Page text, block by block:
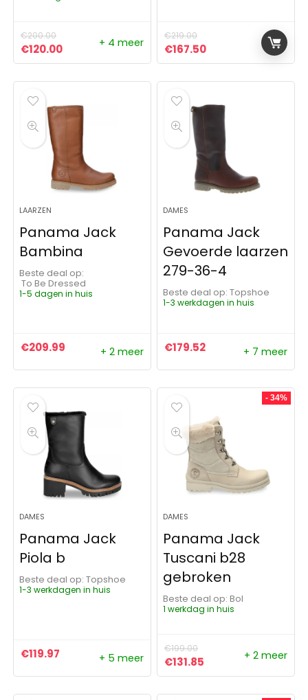
€200.00
Oorspronkelijke prijs was: €200.00.
€120.00Huidige prijs is: €120.00.
+ 4 meer
€219.00
Oorspronkelijke prijs was:
€167.50Huidige prijs is:
LAARZEN
Panama Jack
Bambina
Beste deal op:
To Be Dressed
1-5 dagen in huis
€209.99 + 2 meer
DAMES
Panama Jack
Gevoerde laarzen
279-36-4
Beste deal op:
Topshoe
1-3 werkdagen in huis
€179.52 + 7 meer
DAMES
Panama Jack
Piola b
Beste deal op:
Topshoe
1-3 werkdagen in huis
€119.97 + 5 meer
- 34%
DAMES
Panama Jack
Tuscani b28
gebroken
Beste deal op:
Bol
1 werkdag in huis
€199.00
Oorspronkelijke prijs was:
€131.85 Huidige prijs is:
+ 2 meer